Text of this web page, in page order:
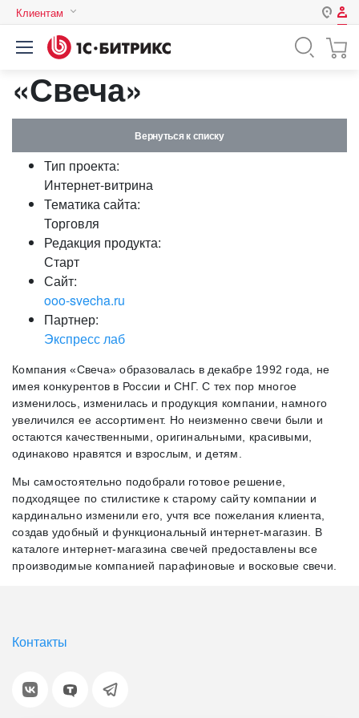
Клиентам
Авторизация
Логин
Пароль
«Свеча»
Вернуться к списку
Тип проекта:
Интернет-витрина
Тематика сайта:
Торговля
Редакция продукта:
Старт
Сайт:
ooo-svecha.ru
Партнер:
Экспресс лаб
Компания «Свеча» образовалась в декабре 1992 года, не
имея конкурентов в России и СНГ. С тех пор многое
изменилось, изменилась и продукция компании, намного
увеличился ее ассортимент. Но неизменно свечи были и
остаются качественными, оригинальными, красивыми,
одинаково нравятся и взрослым, и детям.
Мы самостоятельно подобрали готовое решение,
подходящее по стилистике к старому сайту компании и
кардинально изменили его, учтя все пожелания клиента,
создав удобный и функциональный интернет-магазин. В
каталоге интернет-магазина свечей предоставлены все
производимые компанией парафиновые и восковые свечи.
Контакты